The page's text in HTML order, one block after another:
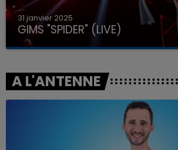
31 janvier 2025
GIMS "SPIDER" (LIVE)
A L'ANTENNE